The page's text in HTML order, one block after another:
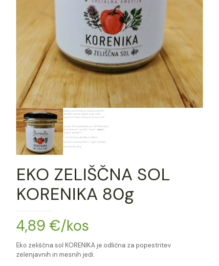
EKO ZELIŠČNA SOL
KORENIKA 80g
4,89 €/kos
Eko zeliščna sol KORENIKA je odlična za popestritev
zelenjavnih in mesnih jedi.